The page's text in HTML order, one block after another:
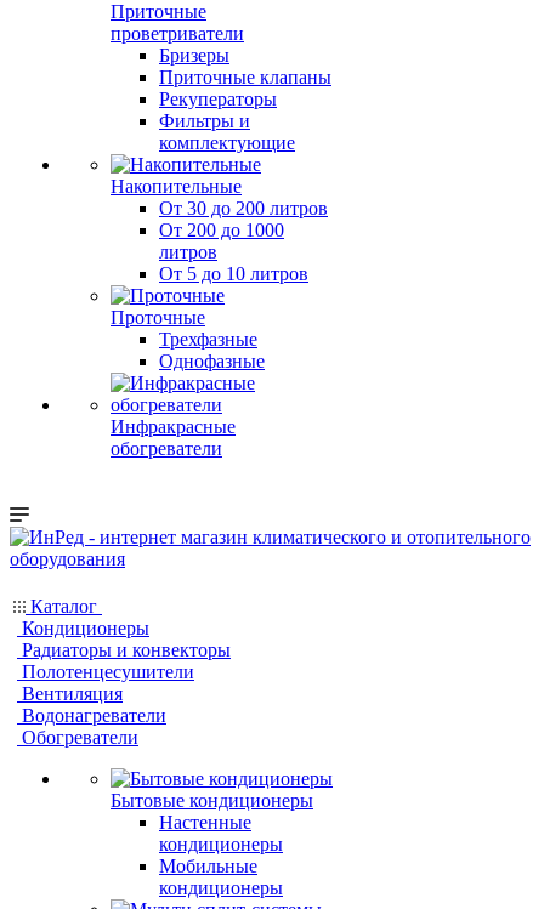
Приточные
проветриватели
Бризеры
Приточные клапаны
Рекуператоры
Фильтры и
комплектующие
Накопительные
От 30 до 200 литров
От 200 до 1000
литров
От 5 до 10 литров
Проточные
Трехфазные
Однофазные
Инфракрасные
обогреватели
Каталог
Кондиционеры
Радиаторы и конвекторы
Полотенцесушители
Вентиляция
Водонагреватели
Обогреватели
Бытовые кондиционеры
Настенные
кондиционеры
Мобильные
кондиционеры